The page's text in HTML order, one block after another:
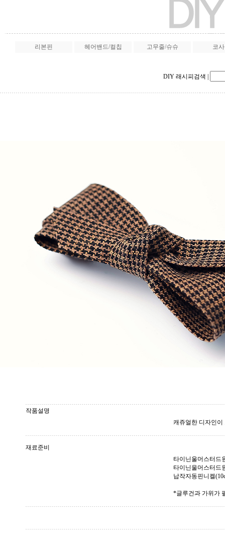
리본핀 헤어밴드/컬칩 고무줄/슈슈 코
DIY 래시피검색
작품설명
캐쥬얼한 디자인이
재료준비
타이닌울머스터드
타이닌울머스터드
납작자동핀니켈
*글루건과 가위가